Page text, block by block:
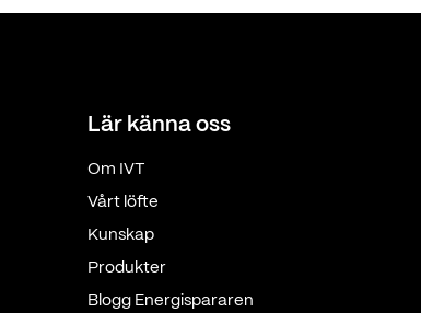
Lär känna oss
Om IVT
Vårt löfte
Kunskap
Produkter
Blogg Energispararen